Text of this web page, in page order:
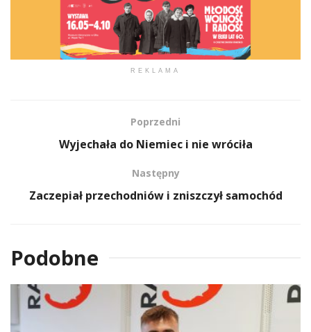
REKLAMA
Poprzedni
Wyjechała do Niemiec i nie wróciła
Następny
Zaczepiał przechodniów i zniszczył samochód
Podobne